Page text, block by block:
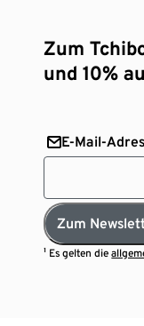
Zum
und 10%
E-Mail-
Zum
¹ Es gelten die